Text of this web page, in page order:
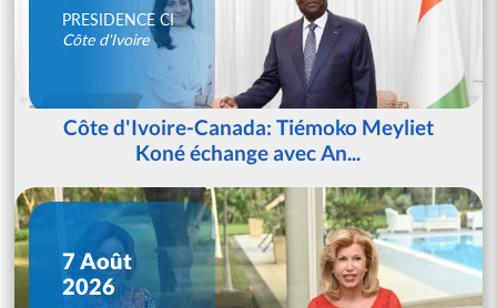
PRESIDENCE CI
Côte d'Ivoire
Côte d'Ivoire-Canada: Tiémoko Meyliet
Koné échange avec An...
7 Août
2026